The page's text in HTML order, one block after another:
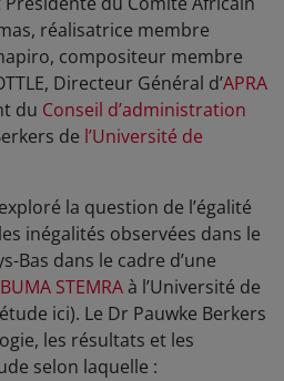
réalisatrice membre
compositeur membre
Directeur Général d’APRA
du Conseil d’administration
de l’Université de
la question de l’égalité
inégalités observées dans le
Bas dans le cadre d’une
BUMA STEMRAà l’Université de
ici). Le Dr Pauwke Berkers
les résultats et les
selon laquelle :